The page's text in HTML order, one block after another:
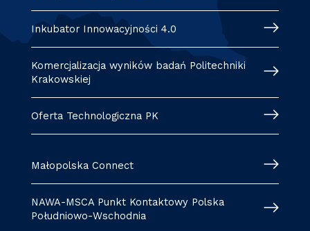
Inkubator Innowacyjności 4.0
Komercjalizacja wyników badań Politechniki
Krakowskiej
Oferta Technologiczna PK
Małopolska Connect
NAWA-MSCA Punkt Kontaktowy Polska
Południowo-Wschodnia